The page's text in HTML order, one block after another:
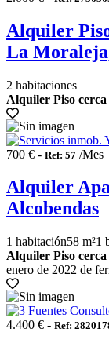
Alquiler
La
2 habitaciones
Alquiler Piso
700 € - Ref: 57 /Mes
Alquiler
Alcobendas
1 habitación58 m²1
Alquiler Piso
enero de 2022 de
4.400 € - Ref: